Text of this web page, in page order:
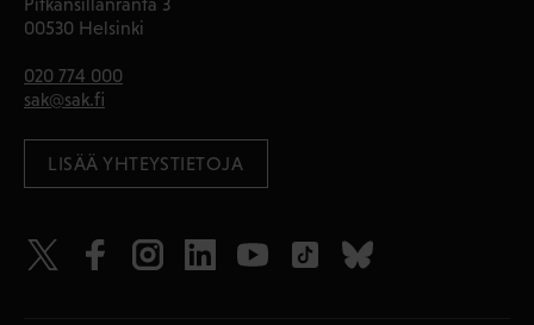
Pitkänsillanranta 3
00530 Helsinki
020 774 000
sak@sak.fi
LISÄÄ YHTEYSTIETOJA